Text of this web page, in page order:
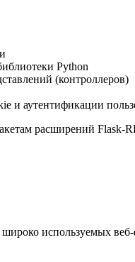
Python
(контроллеров)
и аутентификации
расширений
используемых веб-